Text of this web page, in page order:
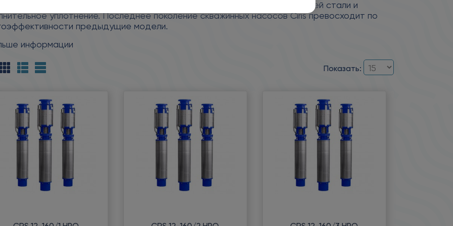
герметичного электродвигателя типа ДАП, корпус из нержавеющей стали и
уплотнение. Последнее поколение скважинных насосов Ciris превосходит по
предыдущие модели.
информации
Показать: